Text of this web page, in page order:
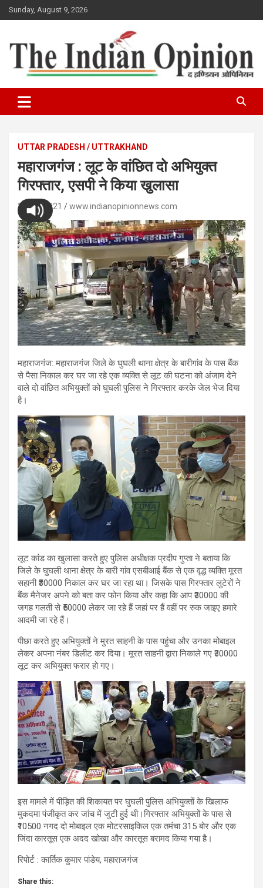
Skip
to
Sunday, August 9, 2026
Indian Opinion News
UTTAR PRADESH / UTTRAKHAND
महाराजगंज : लूट के वांछित दो अभियुक्त
गिरफ्तार, एसपी ने किया खुलासा
23/07/2021 www.indianopinionnews.com
महाराजगंज: महाराजगंज जिले के घुघली थाना क्षेत्र के बारीगांव के पास बैंक
से पैसा निकाल कर घर जा रहे एक व्यक्ति से लूट की घटना को अंजाम देने
वाले दो वांछित अभियुक्तों को घुघली पुलिस ने गिरफ्तार करके जेल भेज दिया
है।
लूट कांड का खुलासा करते हुए पुलिस अधीक्षक प्रदीप गुप्ता ने बताया कि
जिले के घुघली थाना क्षेत्र के बारी गांव एसबीआई बैंक से एक वृद्ध व्यक्ति मूरत
सहानी ₹30000 निकाल कर घर जा रहा था। जिसके पास गिरफ्तार लुटेरों ने
बैंक मैनेजर अपने को बता कर फोन किया और कहा कि आप ₹30000 की
जगह गलती से ₹50000 लेकर जा रहे हैं जहां पर हैं वहीं पर रुक जाइए हमारे
आदमी जा रहे हैं।
पीछा करते हुए अभियुक्तों ने मुरत साहनी के पास पहुंचा और उनका मोबाइल
लेकर अपना नंबर डिलीट कर दिया। मूरत साहनी द्वारा निकाले गए ₹30000
लूट कर अभियुक्त फरार हो गए।
इस मामले में पीड़ित की शिकायत पर घुघली पुलिस अभियुक्तों के खिलाफ
मुकदमा पंजीकृत कर जांच में जुटी हुई थी।गिरफ्तार अभियुक्तों के पास से
₹10500 नगद दो मोबाइल एक मोटरसाइकिल एक तमंचा 315 बोर और एक
जिंदा कारतूस एक अदद खोखा और कारतूस बरामद किया गया है।
रिपोर्ट : कार्तिक कुमार पांडेय, महाराजगंज
Share this: